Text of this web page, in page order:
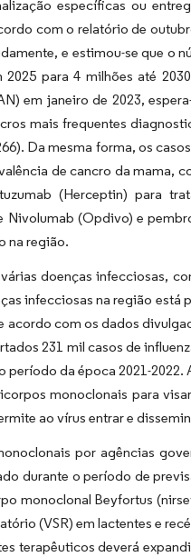
específicas ou
com o relatório de
e estimou-se que o
para 4 milhões até
em janeiro de 2023,
mais frequentes
Da mesma forma, os
de cancro da mama,
(Herceptin) para
(Opdivo) e
na região.
doenças infecciosas,
infecciosas na região
com os dados
231 mil casos de
da época 2021-2022.
monoclonais para
ao vírus entrar e
por agências
durante o período de
monoclonal Beyfortus
(VSR) em lactentes e
terapêuticos deverá